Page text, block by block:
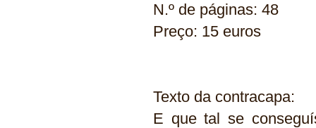
N.º de páginas: 48
Preço: 15 euros
Texto da contracapa:
E que tal se